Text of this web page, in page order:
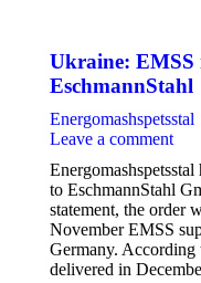
Ukraine: EMSS
EschmannStahl
Energomashspetsstal
Leave a comment
to EschmannStahl
statement, the order
November EMSS
Germany. According
delivered in